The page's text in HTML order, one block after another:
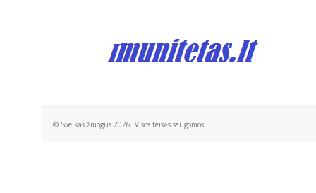
© Sveikas žmogus 2026. Visos teisės saugomos